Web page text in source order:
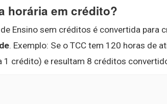
horária em crédito?
Ensino sem créditos é convertida para
. Exemplo: Se o TCC tem 120 horas de
1 crédito) e resultam 8 créditos